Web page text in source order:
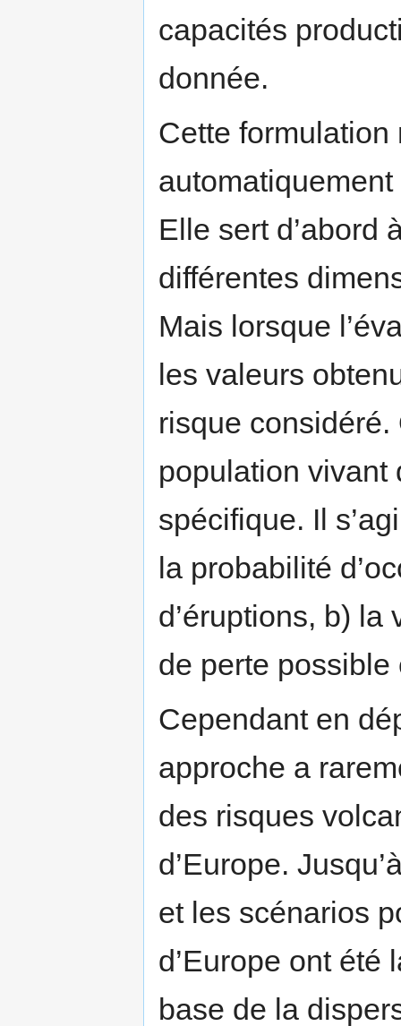
capacités
donnée.
Cette
Elle sert d’abord
différentes
Mais lorsque
les valeurs
risque considéré.
population vivant
spécifique. Il
la probabilité
d’éruptions, b) la
de perte
Cependant en
approche a
des risques
d’Europe.
et les scénarios
d’Europe ont été
base de la